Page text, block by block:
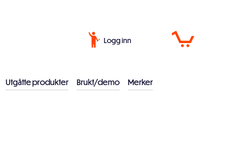
Logg inn
Utgåtte produkter Brukt/demo Merker